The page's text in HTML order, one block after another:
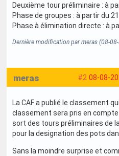
Deuxième tour préliminaire : à
Phase de groupes : à partir du
Phase à élimination directe : à
Dernière modification par meras (08-
#2 08-08-
meras
La CAF a publié le classement
classement sera pris en
sort des tours préliminaires de
pour la designation des pots
Sans la moindre surprise et